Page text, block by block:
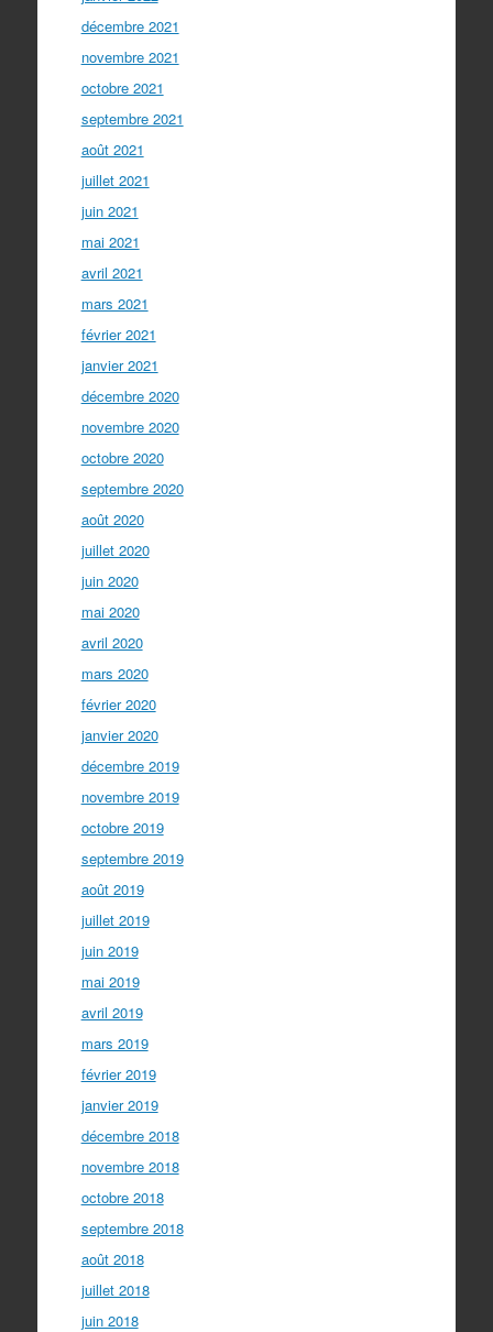
décembre 2021
novembre 2021
octobre 2021
septembre 2021
août 2021
juillet 2021
juin 2021
mai 2021
avril 2021
mars 2021
février 2021
janvier 2021
décembre 2020
novembre 2020
octobre 2020
septembre 2020
août 2020
juillet 2020
juin 2020
mai 2020
avril 2020
mars 2020
février 2020
janvier 2020
décembre 2019
novembre 2019
octobre 2019
septembre 2019
août 2019
juillet 2019
juin 2019
mai 2019
avril 2019
mars 2019
février 2019
janvier 2019
décembre 2018
novembre 2018
octobre 2018
septembre 2018
août 2018
juillet 2018
juin 2018